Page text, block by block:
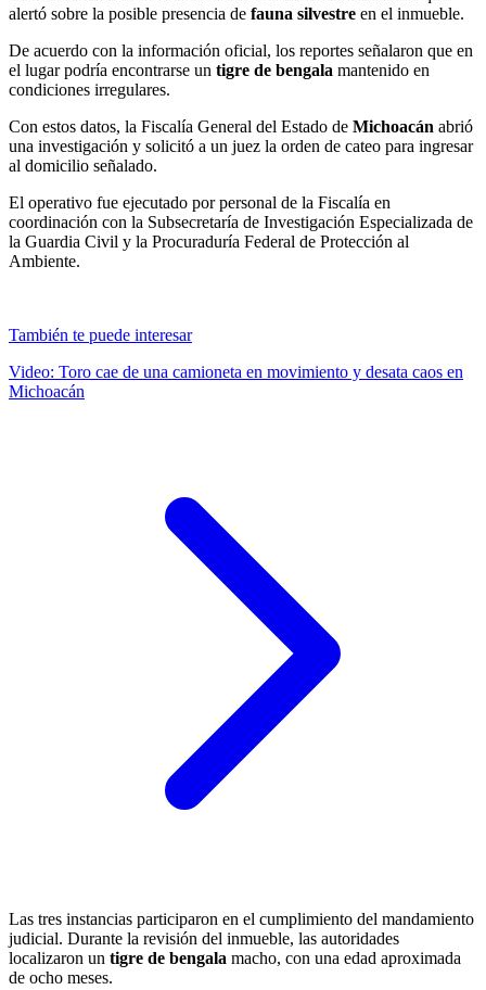
alertó sobre la posible presencia de fauna silvestre en el inmueble.
De acuerdo con la información oficial, los reportes señalaron que en
el lugar podría encontrarse un tigre de bengala mantenido en
condiciones irregulares.
Con estos datos, la Fiscalía General del Estado de Michoacán abrió
una investigación y solicitó a un juez la orden de cateo para ingresar
al domicilio señalado.
El operativo fue ejecutado por personal de la Fiscalía en
coordinación con la Subsecretaría de Investigación Especializada de
la Guardia Civil y la Procuraduría Federal de Protección al
Ambiente.
También te puede interesar
Video: Toro cae de una camioneta en movimiento y desata caos en
Michoacán
Las tres instancias participaron en el cumplimiento del mandamiento
judicial. Durante la revisión del inmueble, las autoridades
localizaron un tigre de bengala macho, con una edad aproximada
de ocho meses.